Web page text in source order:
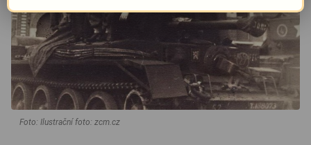
Foto: Ilustrační foto: zcm.cz